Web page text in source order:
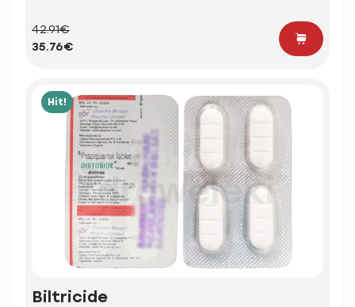
42.91€
35.76€
Hit!
Biltricide